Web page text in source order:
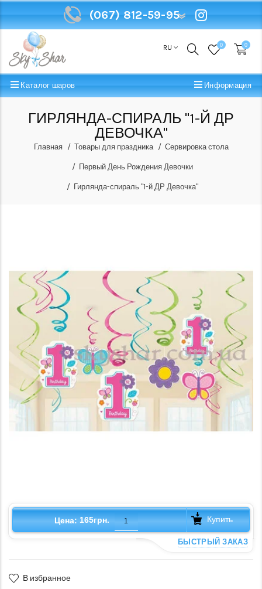
(067) 812-59-95
RU 0 0
Каталог шаров Информация
ГИРЛЯНДА-СПИРАЛЬ "1-Й ДР
ДЕВОЧКА"
Главная Товары для праздника Сервировка стола
Первый День Рождения Девочки
Гирлянда-спираль "1-й ДР Девочка"
Цена: 165грн. Купить
БЫСТРЫЙ ЗАКАЗ
В избранное